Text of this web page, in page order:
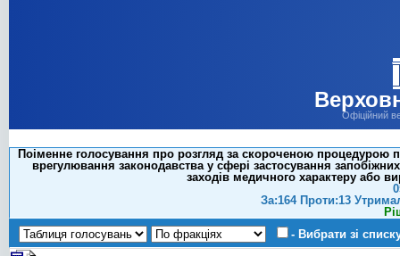
Офіційний
Поіменне голосування про розгляд за скороченою процедурою
врегулювання законодавства у сфері застосування
заходів медичного характеру або
За:164 Проти:13
- Вибрати зі